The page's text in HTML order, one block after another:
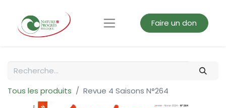
Faire un don
Tous les produits Revue 4 Saisons N°264